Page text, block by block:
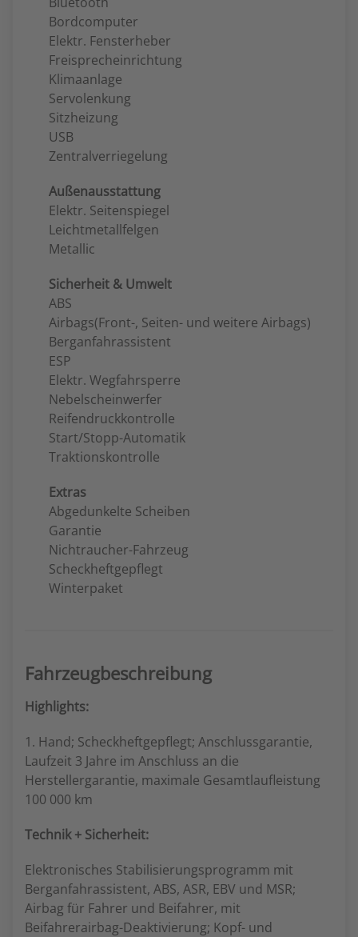
Bordcomputer
Elektr. Fensterheber
Freisprecheinrichtung
Klimaanlage
Servolenkung
Sitzheizung
USB
Zentralverriegelung
Außenausstattung
Elektr. Seitenspiegel
Leichtmetallfelgen
Metallic
Sicherheit & Umwelt
ABS
Airbags(Front-, Seiten- und weitere Airbags)
Berganfahrassistent
ESP
Elektr. Wegfahrsperre
Nebelscheinwerfer
Reifendruckkontrolle
Start/Stopp-Automatik
Traktionskontrolle
Extras
Abgedunkelte Scheiben
Garantie
Nichtraucher-Fahrzeug
Scheckheftgepflegt
Winterpaket
Fahrzeugbeschreibung
Highlights:
1. Hand; Scheckheftgepflegt; Anschlussgarantie,
Laufzeit 3 Jahre im Anschluss an die
Herstellergarantie, maximale Gesamtlaufleistung
100 000 km
Technik + Sicherheit:
Elektronisches Stabilisierungsprogramm mit
Berganfahrassistent, ABS, ASR, EBV und MSR;
Airbag für Fahrer und Beifahrer, mit
Beifahrerairbag-Deaktivierung; Kopf- und